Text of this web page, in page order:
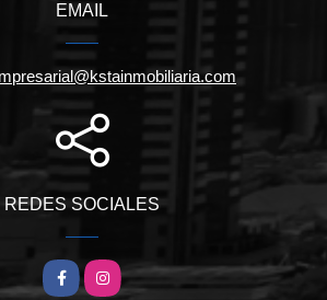
EMAIL
REDES SOCIALES
FacebookInstagram